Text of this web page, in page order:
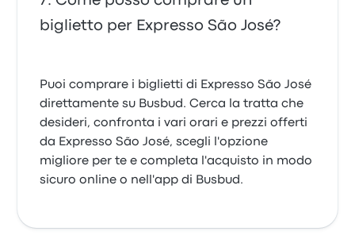
biglietto per Expresso São José?
Puoi comprare i biglietti di Expresso São José
direttamente su Busbud. Cerca la tratta che
desideri, confronta i vari orari e prezzi offerti
da Expresso São José, scegli l'opzione
migliore per te e completa l'acquisto in modo
sicuro online o nell'app di Busbud.